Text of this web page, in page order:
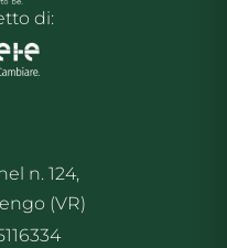
di:
n. 124,
(VR)